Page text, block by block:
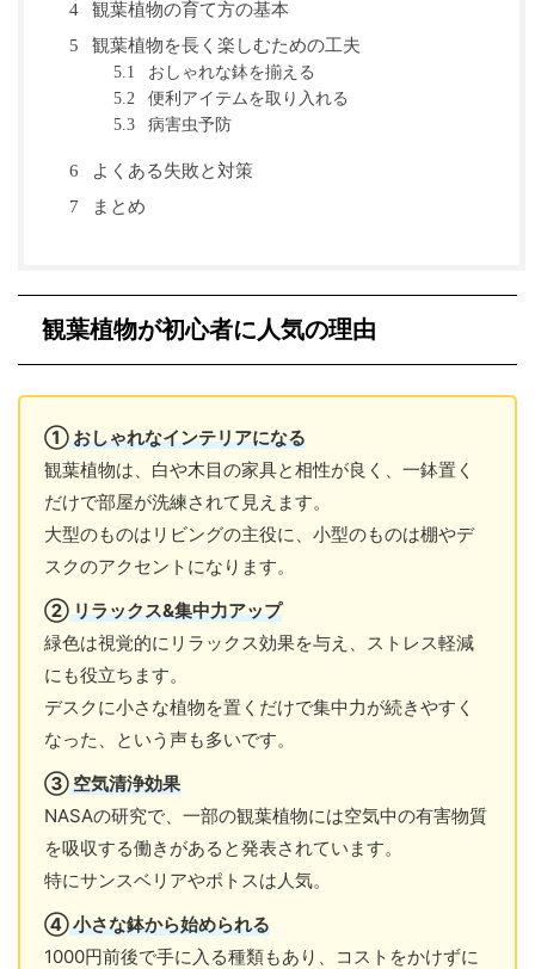
4 観葉植物の育て方の基本
5 観葉植物を長く楽しむための工夫
5.1 おしゃれな鉢を揃える
5.2 便利アイテムを取り入れる
5.3 病害虫予防
6 よくある失敗と対策
7 まとめ
観葉植物が初心者に人気の理由
①おしゃれなインテリアになる
観葉植物は、白や木目の家具と相性が良く、一鉢置く
だけで部屋が洗練されて見えます。
大型のものはリビングの主役に、小型のものは棚やデ
スクのアクセントになります。
②リラックス&集中力アップ
緑色は視覚的にリラックス効果を与え、ストレス軽減
にも役立ちます。
デスクに小さな植物を置くだけで集中力が続きやすく
なった、という声も多いです。
③空気清浄効果
NASAの研究で、一部の観葉植物には空気中の有害物質
を吸収する働きがあると発表されています。
特にサンスベリアやポトスは人気。
④小さな鉢から始められる
1000円前後で手に入る種類もあり、コストをかけずに